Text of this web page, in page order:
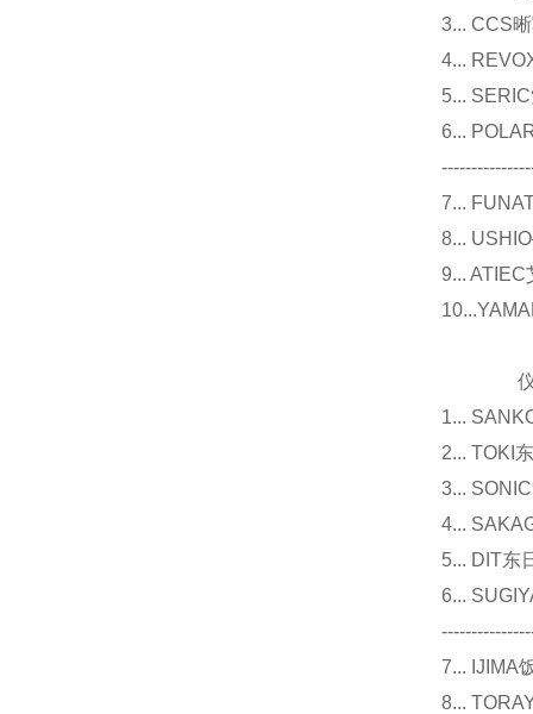
3... CCS
4...
5...
6...
7...
8...
9...
仪器
1...
2... TOKI
3...
4...
5... DIT东
6...
7... IJIMA
8...